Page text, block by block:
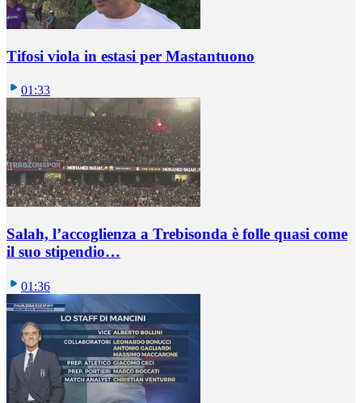
Tifosi viola in estasi per Mastantuono
01:33
Salah, l’accoglienza a Trebisonda è folle quasi come
il suo stipendio…
01:36